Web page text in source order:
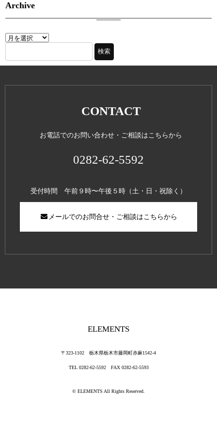
Archive
CONTACT
お電話でのお問い合わせ・ご相談はこちらから
0282-62-5592
受付時間 午前９時〜午後５時（土・日・祝除く）
メールでのお問合せ・ご相談はこちらから
ELEMENTS
〒323-1102 栃木県栃木市藤岡町赤麻1542-4
TEL 0282-62-5592 FAX 0282-62-5593
© ELEMENTS All Rights Reserved.